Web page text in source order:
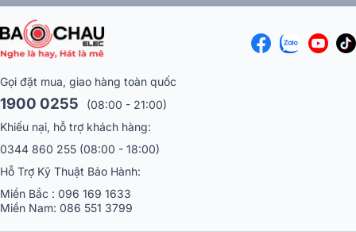
Trình điều khiển hiệu suất cao
Loa SRX906LAcủa JBL được trang bị hai loa trầm neodymium 6,5
inch, cùng với một trình điều khiển nén 3 inch cho âm thanh trung
Gọi đặt mua, giao hàng toàn quốc
1900 0255
(08:00 - 21:00)
Khiếu nại, hỗ trợ khách hàng:
0344 860 255 (08:00 - 18:00)
Hỗ Trợ Kỹ Thuật Bảo Hành:
Miền Bắc : 096 169 1633
Miền Nam: 086 551 3799